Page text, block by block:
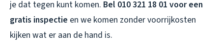
je dat tegen kunt komen. Bel 010 321 18 01 voor een
gratis inspectie en we komen zonder voorrijkosten
kijken wat er aan de hand is.